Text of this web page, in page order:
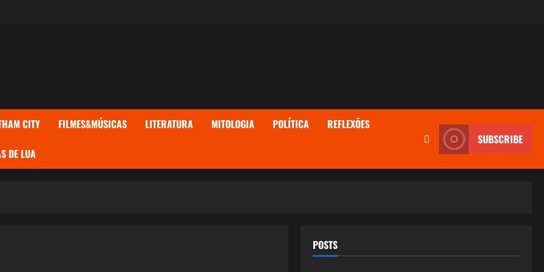
CITY FILMES&MÚSICAS LITERATURA MITOLOGIA POLÍTICA REFLEXÕES
DE LUA
SUBSCRIBE
POSTS